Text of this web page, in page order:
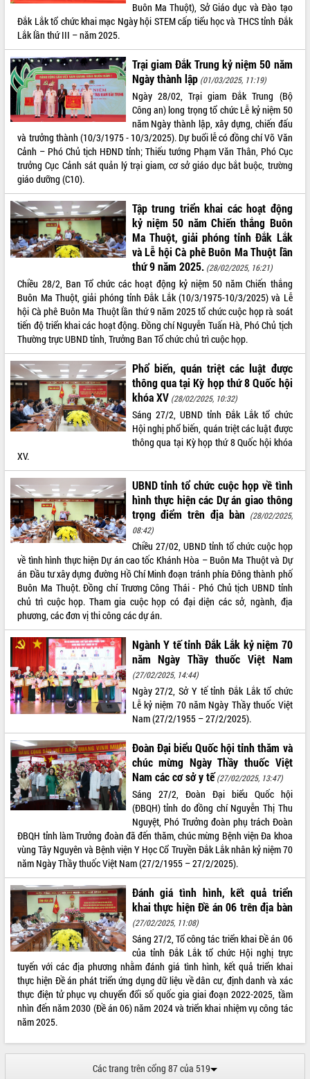
UBND tỉnh họp báo định kỳ tháng 4
năm 2026
phát triển nền kinh tế xanh tại tỉnh
Đắk Lắk”
Tăng cường giám sát, đôn đốc thực
hiện nhiệm vụ quản lý tài sản công
hàng tuần
Tháo gỡ những vướng mắc, đẩy mạnh
công tác cải cách thủ tục hành chính
tại Trung tâm Phục vụ hành chính
công tỉnh
Đắk Lắk: Tôn vinh 46 giải pháp tại Hội
thi Sáng tạo Kỹ thuật 2024 - 2025
Đắk Lắk rà soát, điều chỉnh Đề án 190
về phát triển nuôi trồng thủy sản
Phó Chủ tịch UBND tỉnh Đắk Lắk
Trương Công Thái kiểm tra thực địa
Dự án cao tốc Khánh Hòa - Buôn Ma
Thuột
Định vị cà phê Việt Nam như một “di
sản sống” trong dòng chảy toàn cầu
Xây dựng nông thôn mới: Nâng cao đời
sống người dân từ những mô hình thiết
thực
Quyết liệt tháo gỡ vướng mắc, đẩy
nhanh tiến độ các dự án trọng điểm
trong Khu kinh tế Nam Phú Yên
Hòn Yến phát triển du lịch gắn với bảo
Đắk Lắk thời kỳ 2021-2030, tầm nhìn
đến năm 2050
Phát động chiến dịch 30 ngày đêm
giải phóng mặt bằng Tuyến đường bộ
ven biển
Đắk Lắk nỗ lực thúc đẩy tăng trưởng
kinh tế từ 10% trở lên trong Quý
II/2026
Đắk Lắk ký kết thỏa thuận hợp tác về
chuyển đổi số giai đoạn 2026 – 2030
với Tập đoàn Bưu chính Viễn thông
Việt Nam
Thứ trưởng Bộ Y tế làm việc với tỉnh
Đắk Lắk về phát triển nhân lực y tế
cho trạm y tế cấp xã
Du lịch Đắk Lắk nâng tầm trải nghiệm
du khách thông qua Hệ thống cơ sở dữ
liệu và Bản đồ số
Tập huấn ứng dụng trí tuệ nhân tạo (AI)
trong thương mại điện tử năm 2026
Đoàn đại biểu Quốc hội tỉnh Đắk Lắk
trao đổi thông tin trước Kỳ họp thứ
nhất, Quốc hội khóa XVI
Quyết liệt cải cách hành chính, khơi
thông nguồn lực phát triển
Nâng cao hiệu lực, hiệu quả HĐND
tỉnh thông qua hiện đại hóa hành chính
Xã Ea Phê gắn cải cách hành chính với
chuyển đổi số
Phó Chủ tịch Thường trực UBND tỉnh
Hồ Thị Nguyên Thảo làm việc tại Trung
tâm Phục vụ hành chính công xã Ea
Phê
Xây dựng nền hành chính số đồng
hành cùng nông dân dân, doanh nghiệp
Giai đoạn 2026-2030, Đắk Lắk phấn
đấu có 77% xã đạt chuẩn nông thôn
Chuyển đổi số 'mở đường' cho nông
nghiệp Đắk Lắk tăng trưởng bứt phá
Buôn Ma Thuột), Sở Giáo dục và Đào tạo
Đắk Lắk tổ chức khai mạc Ngày hội STEM cấp tiểu học và THCS tỉnh Đắk
Lắk lần thứ III – năm 2025.
Trại giam Đắk Trung kỷ niệm 50 năm
Ngày thành lập (01/03/2025, 11:19)
Ngày 28/02, Trại giam Đắk Trung (Bộ
Công an) long trọng tổ chức Lễ kỷ niệm 50
năm Ngày thành lập, xây dựng, chiến đấu
và trưởng thành (10/3/1975 - 10/3/2025). Dự buổi lễ có đồng chí Võ Văn
Cảnh – Phó Chủ tịch HĐND tỉnh; Thiếu tướng Phạm Văn Thân, Phó Cục
trưởng Cục Cảnh sát quản lý trại giam, cơ sở giáo dục bắt buộc, trường
giáo dưỡng (C10).
Tập trung triển khai các hoạt động
kỷ niệm 50 năm Chiến thắng Buôn
Ma Thuột, giải phóng tỉnh Đắk Lắk
và Lễ hội Cà phê Buôn Ma Thuột lần
thứ 9 năm 2025. (28/02/2025, 16:21)
Chiều 28/2, Ban Tổ chức các hoạt động kỷ niệm 50 năm Chiến thắng
Buôn Ma Thuột, giải phóng tỉnh Đắk Lắk (10/3/1975-10/3/2025) và Lễ
hội Cà phê Buôn Ma Thuột lần thứ 9 năm 2025 tổ chức cuộc họp rà soát
tiến độ triển khai các hoạt động. Đồng chí Nguyễn Tuấn Hà, Phó Chủ tịch
Thường trực UBND tỉnh, Trưởng Ban Tổ chức chủ trì cuộc họp.
Phổ biến, quán triệt các luật được
thông qua tại Kỳ họp thứ 8 Quốc hội
khóa XV (28/02/2025, 10:32)
Sáng 27/2, UBND tỉnh Đắk Lắk tổ chức
Hội nghị phổ biến, quán triệt các luật được
thông qua tại Kỳ họp thứ 8 Quốc hội khóa
XV.
UBND tỉnh tổ chức cuộc họp về tình
hình thực hiện các Dự án giao thông
trọng điểm trên địa bàn (28/02/2025,
08:42)
Chiều 27/02, UBND tỉnh tổ chức cuộc họp
về tình hình thực hiện Dự án cao tốc Khánh Hòa – Buôn Ma Thuột và Dự
án Đầu tư xây dựng đường Hồ Chí Minh đoạn tránh phía Đông thành phố
Buôn Ma Thuột. Đồng chí Trương Công Thái - Phó Chủ tịch UBND tỉnh
chủ trì cuộc họp. Tham gia cuộc họp có đại diện các sở, ngành, địa
phương, các đơn vị thi công các dự án.
Ngành Y tế tỉnh Đắk Lắk kỷ niệm 70
năm Ngày Thầy thuốc Việt Nam
(27/02/2025, 14:44)
Ngày 27/2, Sở Y tế tỉnh Đắk Lắk tổ chức
Lễ kỷ niệm 70 năm Ngày Thầy thuốc Việt
Nam (27/2/1955 – 27/2/2025).
Đoàn Đại biểu Quốc hội tỉnh thăm và
chúc mừng Ngày Thầy thuốc Việt
Nam các cơ sở y tế (27/02/2025, 13:47)
Sáng 27/2, Đoàn Đại biểu Quốc hội
(ĐBQH) tỉnh do đồng chí Nguyễn Thị Thu
Nguyệt, Phó Trưởng đoàn phụ trách Đoàn
ĐBQH tỉnh làm Trưởng đoàn đã đến thăm, chúc mừng Bệnh viện Đa khoa
vùng Tây Nguyên và Bệnh viện Y Học Cổ Truyền Đắk Lắk nhân kỷ niệm 70
năm Ngày Thầy thuốc Việt Nam (27/2/1955 – 27/2/2025).
Đánh giá tình hình, kết quả triển
khai thực hiện Đề án 06 trên địa bàn
(27/02/2025, 11:08)
Sáng 27/2, Tổ công tác triển khai Đề án 06
của tỉnh Đắk Lắk tổ chức Hội nghị trực
tuyến với các địa phương nhằm đánh giá tình hình, kết quả triển khai
thực hiện Đề án phát triển ứng dụng dữ liệu về dân cư, định danh và xác
thực điện tử phục vụ chuyển đổi số quốc gia giai đoạn 2022-2025, tầm
nhìn đến năm 2030 (Đề án 06) năm 2024 và triển khai nhiệm vụ công tác
năm 2025.
Các trang trên cổng 87 của 519